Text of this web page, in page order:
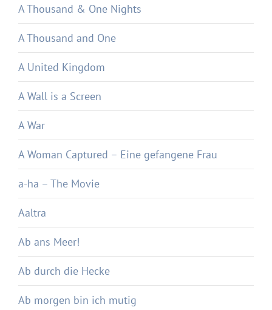
A Thousand & One Nights
A Thousand and One
A United Kingdom
A Wall is a Screen
A War
A Woman Captured – Eine gefangene Frau
a-ha – The Movie
Aaltra
Ab ans Meer!
Ab durch die Hecke
Ab morgen bin ich mutig